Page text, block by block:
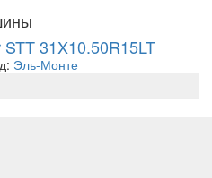
31X10.50R15LT
Эль-Монте